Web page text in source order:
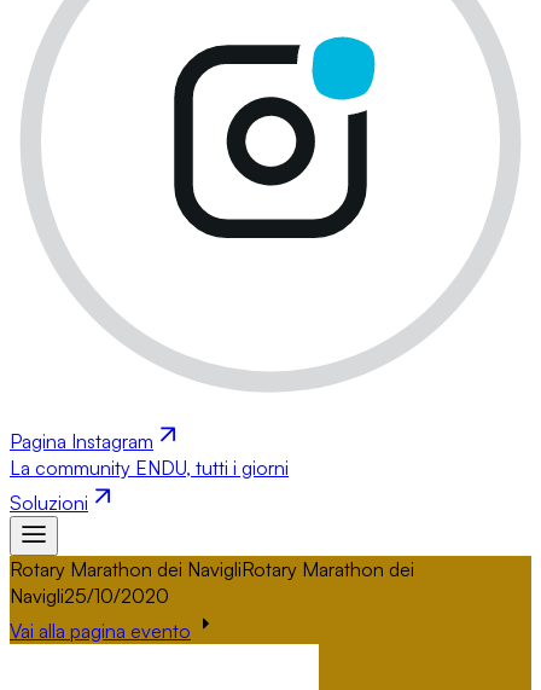
Pagina Instagram
La community ENDU, tutti i giorni
Soluzioni
Rotary Marathon dei NavigliRotary Marathon dei
Navigli25/10/2020
Vai alla pagina evento